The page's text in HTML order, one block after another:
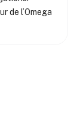
de l’Omega